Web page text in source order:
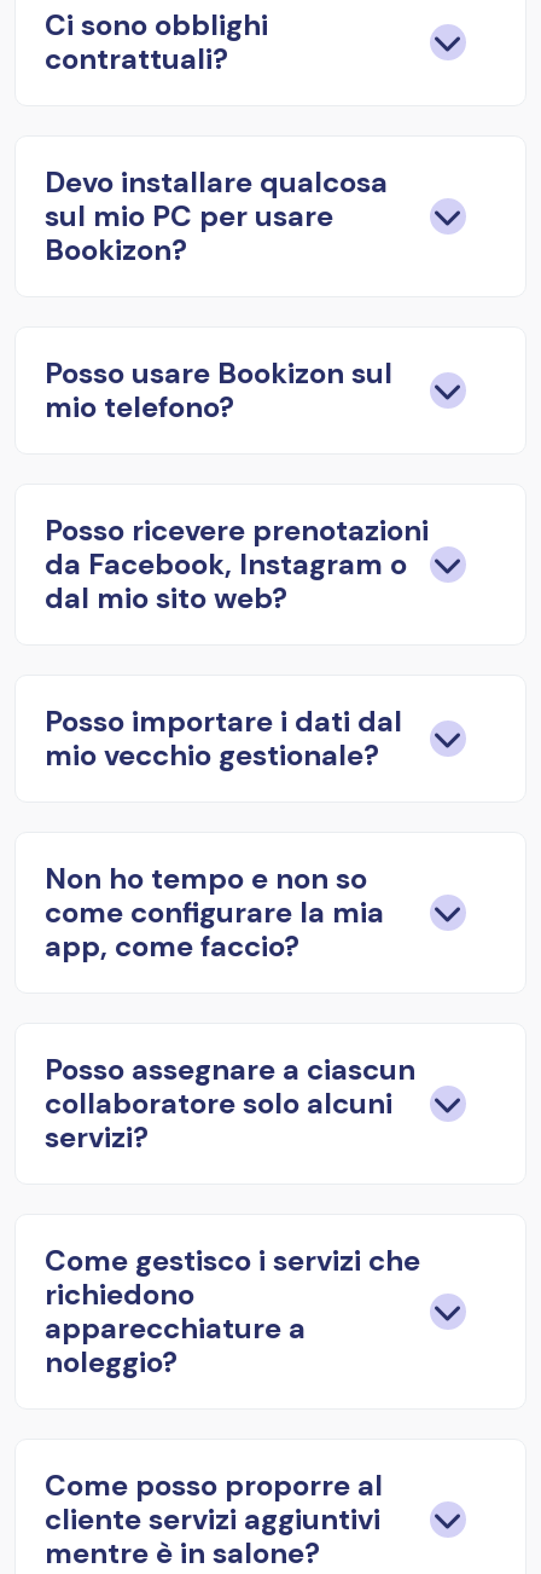
Ci sono obblighi
contrattuali?
Devo installare qualcosa
sul mio PC per usare
Bookizon?
Posso usare Bookizon sul
mio telefono?
Posso ricevere prenotazioni
da Facebook, Instagram o
dal mio sito web?
Posso importare i dati dal
mio vecchio gestionale?
Non ho tempo e non so
come configurare la mia
app, come faccio?
Posso assegnare a ciascun
collaboratore solo alcuni
servizi?
Come gestisco i servizi che
richiedono
apparecchiature a
noleggio?
Come posso proporre al
cliente servizi aggiuntivi
mentre è in salone?